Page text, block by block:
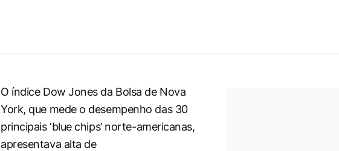
O índice Dow Jones da Bolsa de Nova
York, que mede o desempenho das 30
principais ‘blue chips’ norte-americanas,
apresentava alta de